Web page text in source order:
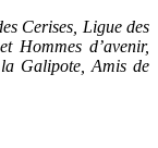
Cerises, Ligue des
Hommes d’avenir,
Galipote, Amis de